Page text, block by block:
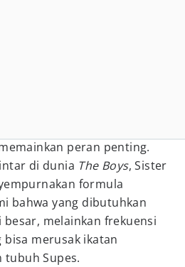
peran penting.
di dunia The Boys, Sister
formula
bahwa yang dibutuhkan
melainkan frekuensi
merusak ikatan
tubuh Supes.